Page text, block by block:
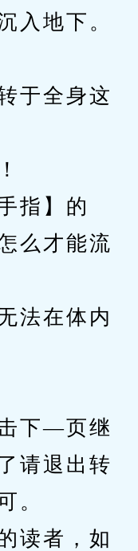
入地下。
全身这
指】的
么才能流
在体内
下—页继
请退出转
。
者，如